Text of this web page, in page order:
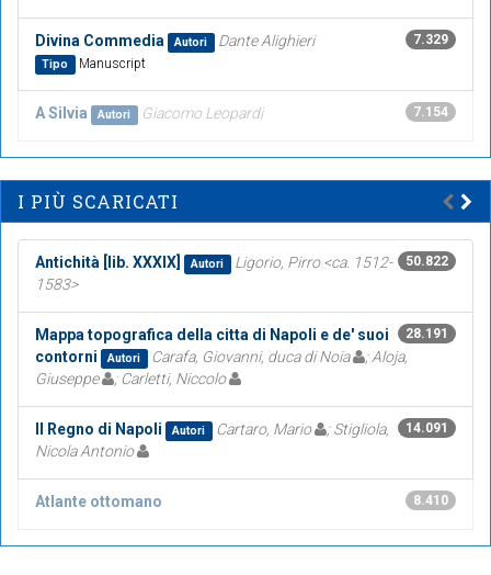
7.329
Divina Commedia Autori Dante Alighieri
Tipo Manuscript
7.154
A Silvia Autori Giacomo Leopardi
I PIÙ SCARICATI
50.822
Antichità [lib. XXXIX] Autori
Ligorio, Pirro <ca. 1512-
1583>
28.191
Mappa topografica della citta di Napoli e de' suoi
contorni
Autori Carafa, Giovanni, duca di Noia
; Aloja,
Giuseppe
; Carletti, Niccolo
14.091
Il Regno di Napoli Autori Cartaro, Mario
; Stigliola,
Nicola Antonio
8.410
Atlante ottomano